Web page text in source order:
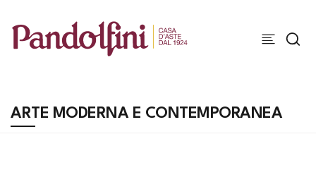
ARTE MODERNA E CONTEMPORANEA